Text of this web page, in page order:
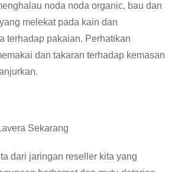
noda noda organic, bau dan
melekat pada kain dan
terhadap pakaian. Perhatikan
dan takaran terhadap kemasan
Sekarang
dari jaringan reseller kita yang